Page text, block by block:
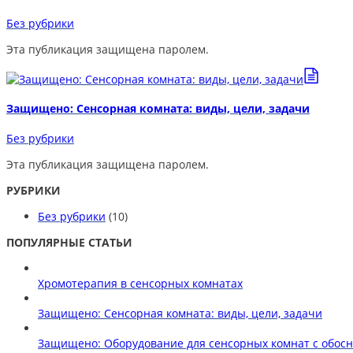
Без рубрики
Эта публикация защищена паролем.
Защищено: Сенсорная комната: виды, цели, задачи
Без рубрики
Эта публикация защищена паролем.
РУБРИКИ
Без рубрики (10)
ПОПУЛЯРНЫЕ СТАТЬИ
Хромотерапия в сенсорных комнатах
Защищено: Сенсорная комната: виды, цели, задачи
Защищено: Оборудование для сенсорных комнат с